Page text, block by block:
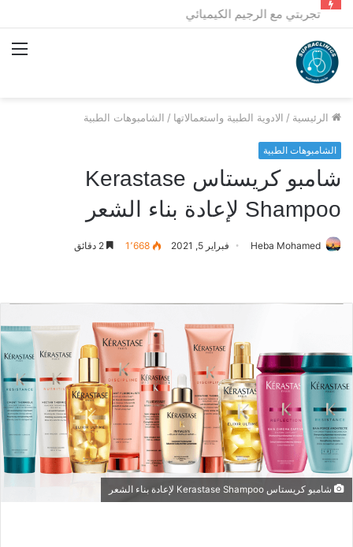
تجربتي مع الرجيم الكيميائي
الرئيسية / الادوية الطبية واستعمالاتها / الشامبوهات الطبية
الشامبوهات الطبية
شامبو كريستاس Kerastase
Shampoo لإعادة بناء الشعر
Heba Mohamed فبراير 5, 2021 1٬668
شامبو كريستاس Kerastase Shampoo لإعادة بناء الشعر